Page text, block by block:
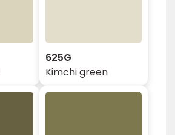
625G
Kimchi green